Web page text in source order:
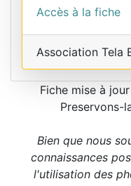
Accès à la fiche
Association Tela
Fiche mise à
Preservons-
Bien que nous
connaissances
l'utilisation des